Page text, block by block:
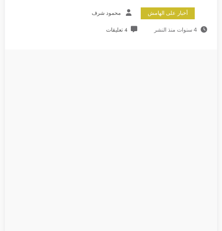
أخبار على الهامش محمود شرف
4 سنوات منذ النشر 4 تعليقات